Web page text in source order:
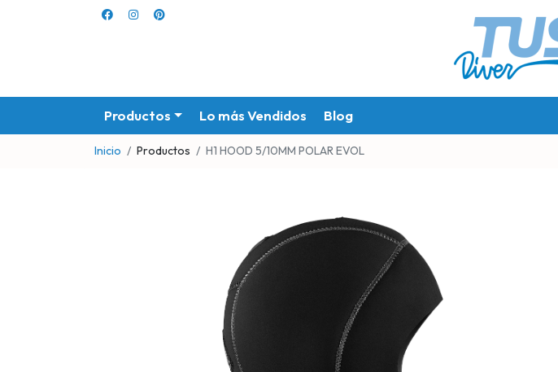
Productos Lo más Vendidos Blog
Inicio Productos H1 HOOD 5/10MM POLAR EVOL